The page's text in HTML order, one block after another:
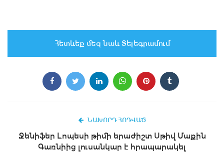
Հետևեք մեզ նաև Տելեգրամում
ՆԱԽՈՐԴ ՀՈԴՎԱԾ
Ջենիֆեր Լոպեսի թիմի երաժիշտ Սթիվ Մաքին
Գառնիից լուսանկար է հրապարակել